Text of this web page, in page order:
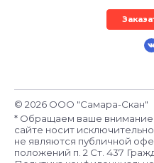
© 2026 ООО "Самара-Скан"
* Обращаем ваше внимание
сайте носит
не являются публичной
положений п. 2 Ст. 437